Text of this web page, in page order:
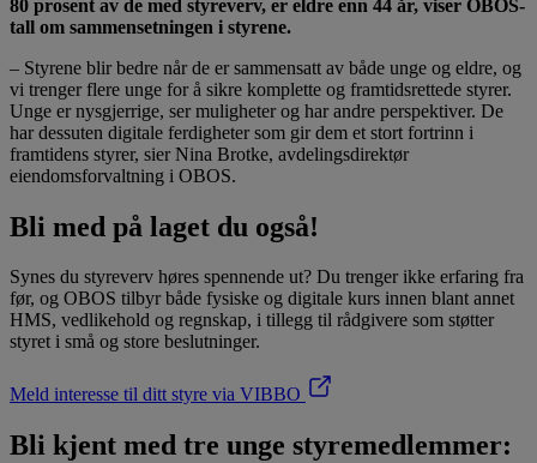
80 prosent av de med styreverv, er eldre enn 44 år, viser OBOS-
tall om sammensetningen i styrene.
– Styrene blir bedre når de er sammensatt av både unge og eldre, og
vi trenger flere unge for å sikre komplette og framtidsrettede styrer.
Unge er nysgjerrige, ser muligheter og har andre perspektiver. De
har dessuten digitale ferdigheter som gir dem et stort fortrinn i
framtidens styrer, sier Nina Brotke, avdelingsdirektør
eiendomsforvaltning i OBOS.
Bli med på laget du også!
Synes du styreverv høres spennende ut? Du trenger ikke erfaring fra
før, og OBOS tilbyr både fysiske og digitale kurs innen blant annet
HMS, vedlikehold og regnskap, i tillegg til rådgivere som støtter
styret i små og store beslutninger.
Meld interesse til ditt styre via VIBBO
Bli kjent med tre unge styremedlemmer: